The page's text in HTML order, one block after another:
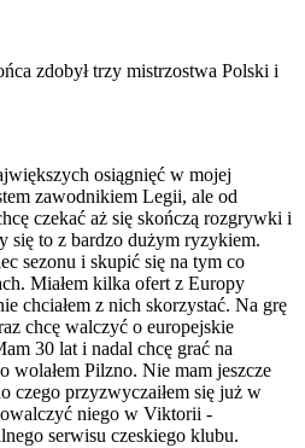
zdobył trzy mistrzostwa Polski i
osiągnięć w mojej
zawodnikiem Legii, ale od
czekać aż się skończą rozgrywki i
się to z bardzo dużym ryzykiem.
sezonu i skupić się na tym co
Miałem kilka ofert z Europy
chciałem z nich skorzystać. Na grę
chcę walczyć o europejskie
30 lat i nadal chcę grać na
wolałem Pilzno. Nie mam jeszcze
czego przyzwyczaiłem się już w
niego w Viktorii -
serwisu czeskiego klubu.